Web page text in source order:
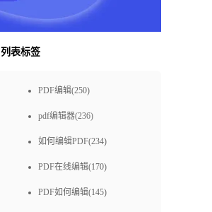
列表标签
PDF编辑(250)
pdf编辑器(236)
如何编辑PDF(234)
PDF在线编辑(170)
PDF如何编辑(145)